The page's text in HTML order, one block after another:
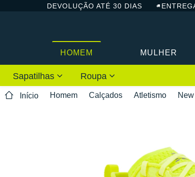
DEVOLUÇÃO ATÉ 30 DIAS
HOMEM MULHER
Sapatilhas Roupa
Início Homem Calçados Atletismo